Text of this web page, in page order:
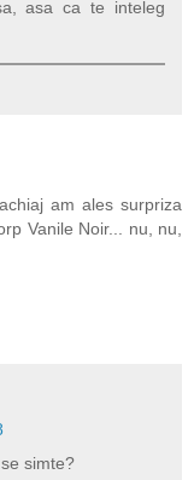
asa ca te inteleg
am ales surpriza
Vanile Noir... nu, nu,
simte?